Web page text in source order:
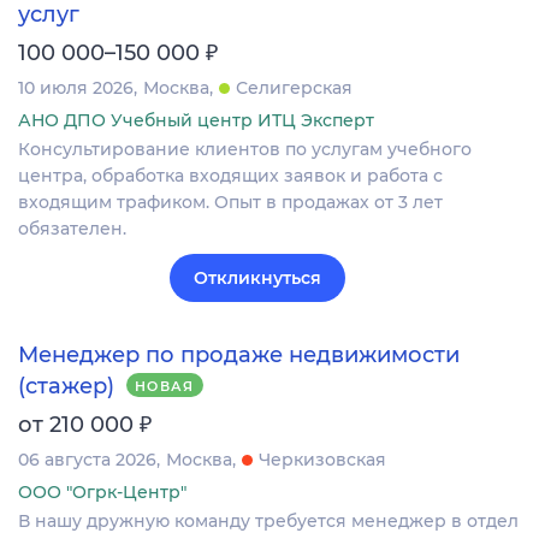
услуг
100 000–150 000 ₽
10 июля 2026 Москва
Селигерская
АНО ДПО Учебный центр ИТЦ Эксперт
Консультирование клиентов по услугам учебного
центра, обработка входящих заявок и работа с
входящим трафиком. Опыт в продажах от 3 лет
обязателен.
Откликнуться
Менеджер по продаже недвижимости
(стажер)
НОВАЯ
от 210 000 ₽
06 августа 2026 Москва
Черкизовская
ООО "Огрк-Центр"
В нашу дружную команду требуется менеджер в отдел